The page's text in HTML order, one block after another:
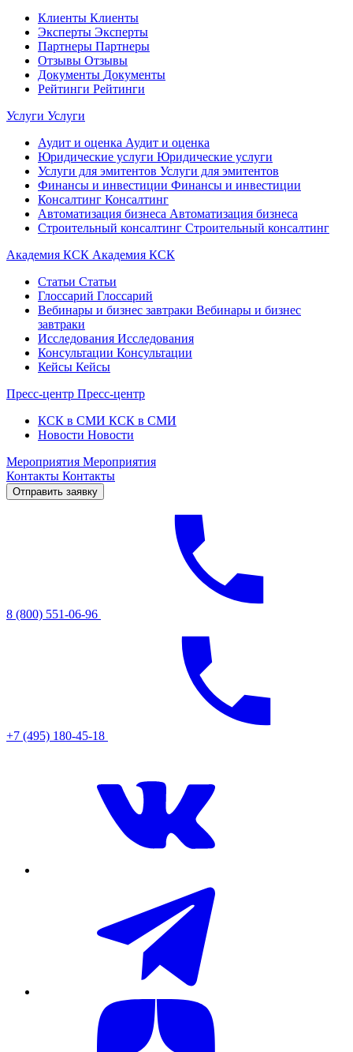
Клиенты Клиенты
Эксперты Эксперты
Партнеры Партнеры
Отзывы Отзывы
Документы Документы
Рейтинги Рейтинги
Услуги Услуги
Аудит и оценка Аудит и оценка
Юридические услуги Юридические услуги
Услуги для эмитентов Услуги для эмитентов
Финансы и инвестиции Финансы и инвестиции
Консалтинг Консалтинг
Автоматизация бизнеса Автоматизация бизнеса
Строительный консалтинг Строительный консалтинг
Академия КСК Академия КСК
Статьи Статьи
Глоссарий Глоссарий
Вебинары и бизнес завтраки Вебинары и бизнес
завтраки
Исследования Исследования
Консультации Консультации
Кейсы Кейсы
Пресс-центр Пресс-центр
КСК в СМИ КСК в СМИ
Новости Новости
Мероприятия Мероприятия
Контакты Контакты
Отправить заявку
8 (800) 551-06-96
+7 (495) 180-45-18